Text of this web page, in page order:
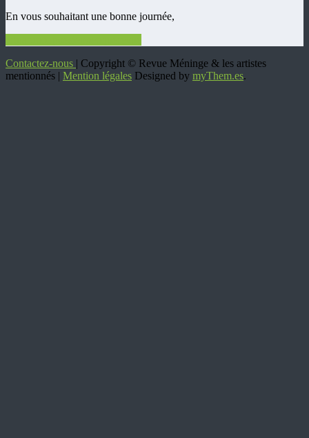
En vous souhaitant une bonne journée,
Contactez-nous | Copyright © Revue Méninge & les artistes
mentionnés | Mention légales Designed by myThem.es.